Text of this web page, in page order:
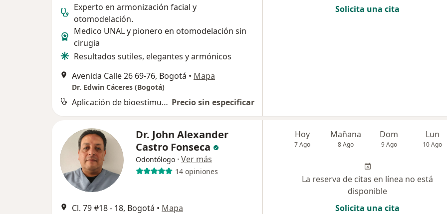
Experto en armonización facial y
otomodelación.
Medico UNAL y pionero en otomodelación sin
cirugia
Resultados sutiles, elegantes y armónicos
Avenida Calle 26 69-76, Bogotá • Mapa
Dr. Edwin Cáceres (Bogotá)
Aplicación de bioestimuladores de colágeno Precio sin especificar
Solicita una cita
Dr. John Alexander
Castro Fonseca
Odontólogo · Ver más
14 opiniones
Cl. 79 #18 - 18, Bogotá • Mapa
Hoy
7 Ago
Mañana
8 Ago
Dom
9 Ago
Lun
10 Ago
La reserva de citas en línea no está
disponible
Solicita una cita